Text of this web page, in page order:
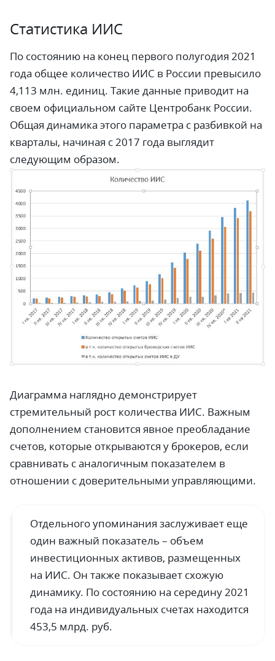
Статистика ИИС
По состоянию на конец первого полугодия 2021
года общее количество ИИС в России превысило
4,113 млн. единиц. Такие данные приводит на
своем официальном сайте Центробанк России.
Общая динамика этого параметра с разбивкой на
кварталы, начиная с 2017 года выглядит
следующим образом.
Диаграмма наглядно демонстрирует
стремительный рост количества ИИС. Важным
дополнением становится явное преобладание
счетов, которые открываются у брокеров, если
сравнивать с аналогичным показателем в
отношении с доверительными управляющими.
Отдельного упоминания заслуживает еще
один важный показатель – объем
инвестиционных активов, размещенных
на ИИС. Он также показывает схожую
динамику. По состоянию на середину 2021
года на индивидуальных счетах находится
453,5 млрд. руб.